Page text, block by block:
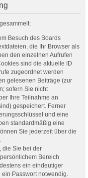
Besuch des Boards
die Ihr Browser als
den einzelnen Aufrufen
sind die aktuelle ID
zugeordnet werden
gelesenen Beiträge (zur
sofern Sie nicht
Ihre Teilnahme an
gespeichert. Ferner
und eine
standardmäßig eine
Sie jederzeit über die
die Sie bei der
Bereich
ein eindeutiger
Passwort notwendig.